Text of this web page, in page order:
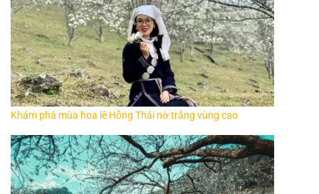
Khám phá mùa hoa lê Hồng Thái nở trắng vùng cao